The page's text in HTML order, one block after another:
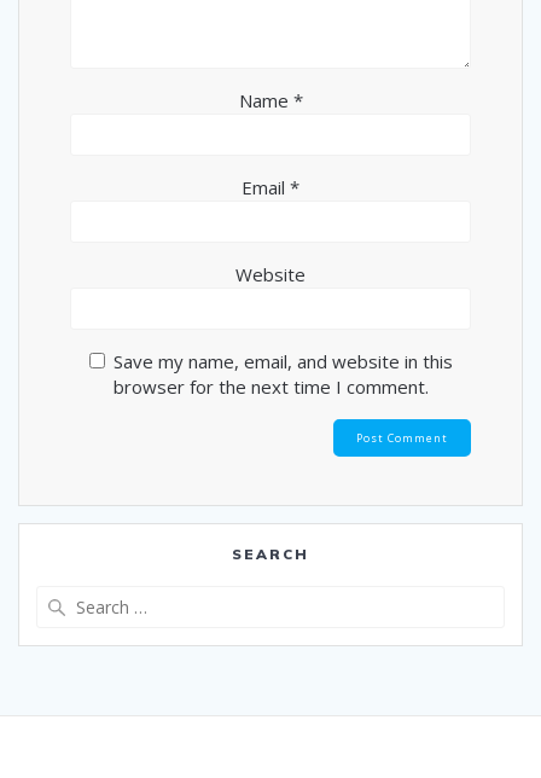
Name *
Email *
Website
Save my name, email, and website in this
browser for the next time I comment.
SEARCH